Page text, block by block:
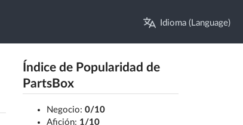
Idioma (Language)
Índice de Popularidad de
PartsBox
Negocio: 0/10
Afición: 1/10